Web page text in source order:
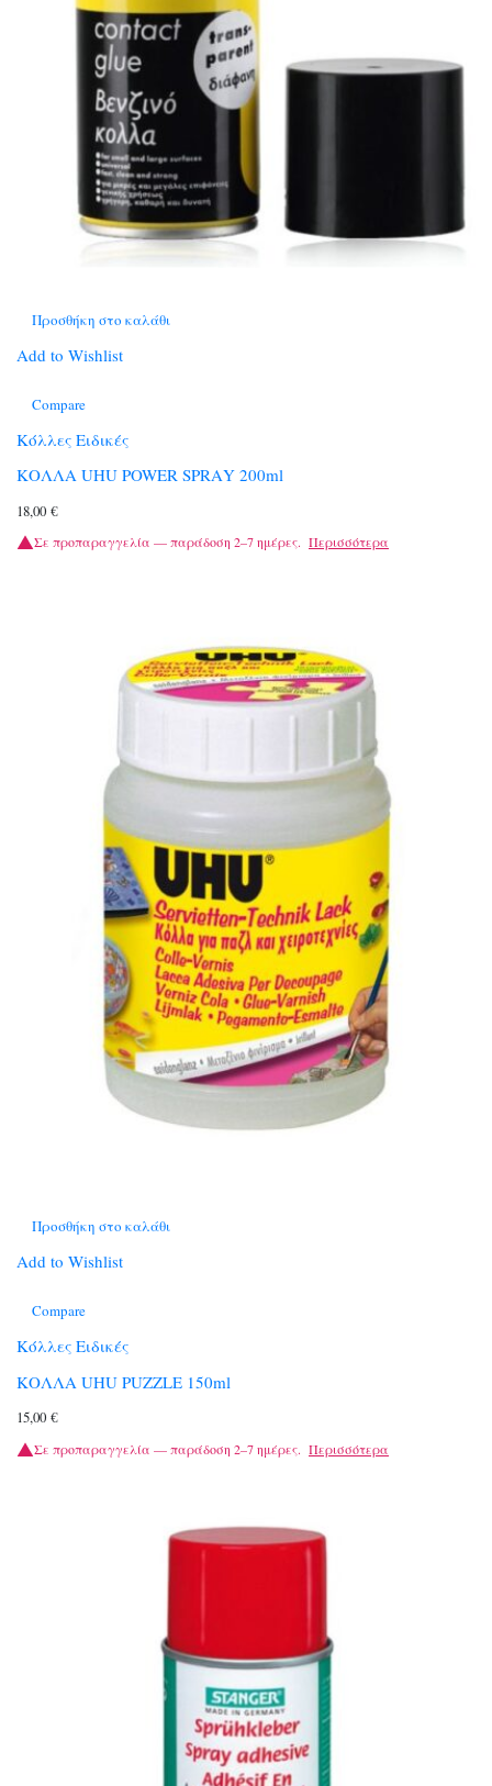
Προσθήκη στο καλάθι
Add to Wishlist
Compare
Κόλλες Ειδικές
ΚΟΛΛΑ UHU POWER SPRΑY 200ml
18,00 €
Σε προπαραγγελία — παράδοση 2–7 ημέρες. Περισσότερα
Προσθήκη στο καλάθι
Add to Wishlist
Compare
Κόλλες Ειδικές
ΚΟΛΛΑ UHU PUZZLE 150ml
15,00 €
Σε προπαραγγελία — παράδοση 2–7 ημέρες. Περισσότερα